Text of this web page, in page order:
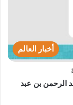
أخبار العالم
الرحمن بن عبد